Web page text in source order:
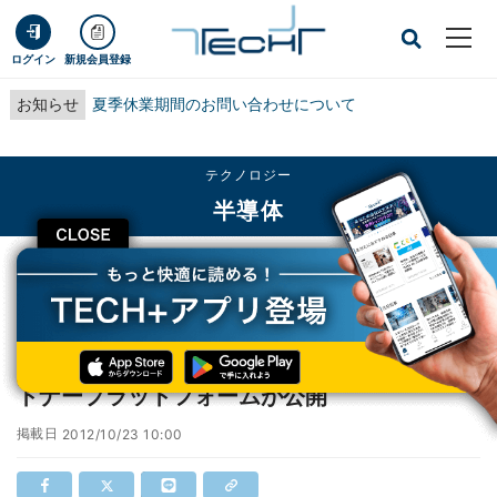
ログイン 新規会員登録
お知らせ 夏季休業期間のお問い合わせについて
CLOSE
テクノロジー
半導体
TECH+ テクノロジー
半導体
FTF Japan 2012 - 日本発の組込分野向けパートナープラットフォームが公開
FTF Japan 2012 - 日本発の組込分野向けパー
トナープラットフォームが公開
掲載日 2012/10/23 10:00